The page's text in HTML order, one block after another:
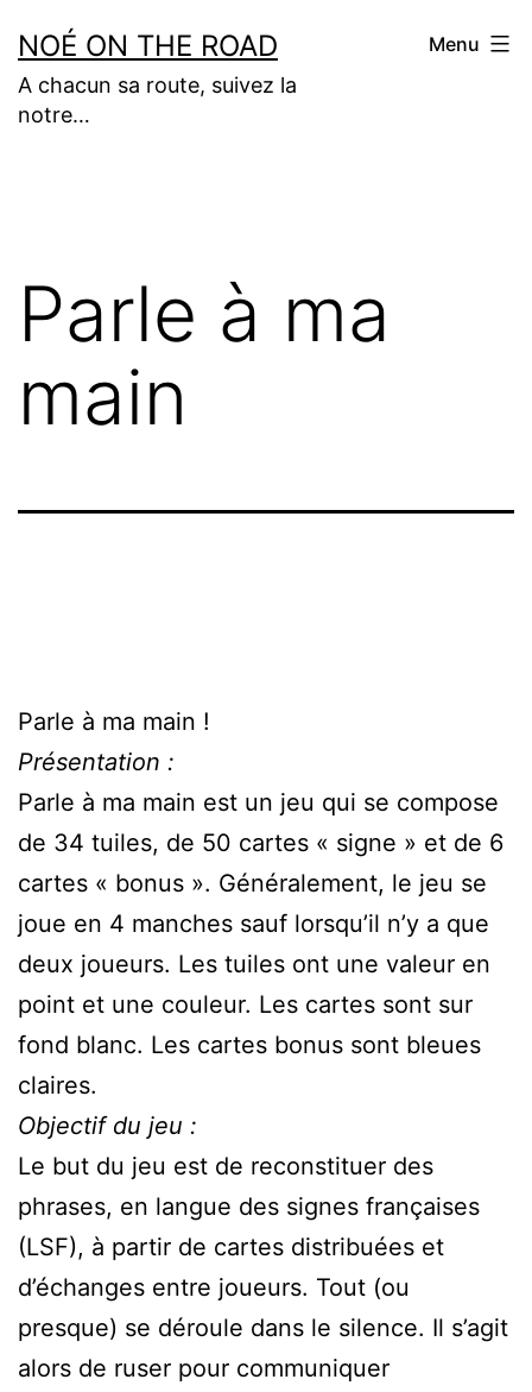
au
contenu
NOÉ ON THE ROAD
A chacun sa route, suivez la
notre…
Menu
Parle à ma
main
Parle à ma main !
Présentation :
Parle à ma main est un jeu qui se compose
de 34 tuiles, de 50 cartes « signe » et de 6
cartes « bonus ». Généralement, le jeu se
joue en 4 manches sauf lorsqu’il n’y a que
deux joueurs. Les tuiles ont une valeur en
point et une couleur. Les cartes sont sur
fond blanc. Les cartes bonus sont bleues
claires.
Objectif du jeu :
Le but du jeu est de reconstituer des
phrases, en langue des signes françaises
(LSF), à partir de cartes distribuées et
d’échanges entre joueurs. Tout (ou
presque) se déroule dans le silence. Il s’agit
alors de ruser pour communiquer